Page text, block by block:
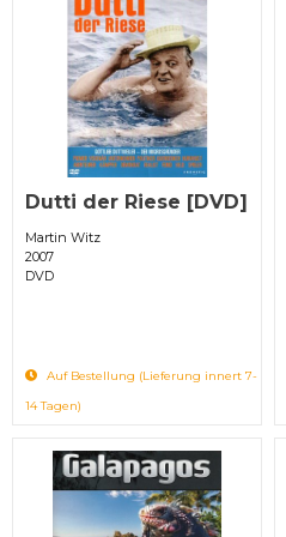
Dutti der Riese [DVD]
Martin Witz
2007
DVD
Auf Bestellung (Lieferung innert 7-
14 Tagen)